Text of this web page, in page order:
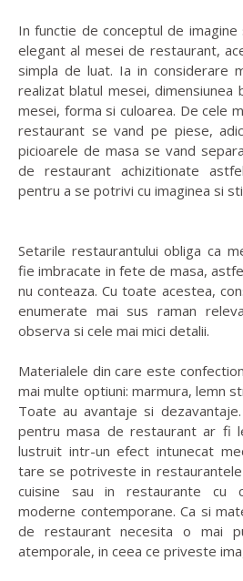
In functie de conceptul de
elegant al mesei de restaurant,
simpla de luat. Ia in considerare
realizat blatul mesei, dimensiunea
mesei, forma si culoarea. De cele
restaurant se vand pe piese,
picioarele de masa se vand
de restaurant achizitionate
pentru a se potrivi cu imaginea si
Setarile restaurantului obliga ca
fie imbracate in fete de masa,
nu conteaza. Cu toate acestea,
enumerate mai sus raman
observa si cele mai mici detalii.
Materialele din care este
mai multe optiuni: marmura, lemn
Toate au avantaje si
pentru masa de restaurant ar fi
lustruit intr-un efect intunecat
tare se potriveste in
cuisine sau in restaurante cu
moderne contemporane. Ca si
de restaurant necesita o mai
atemporale, in ceea ce priveste